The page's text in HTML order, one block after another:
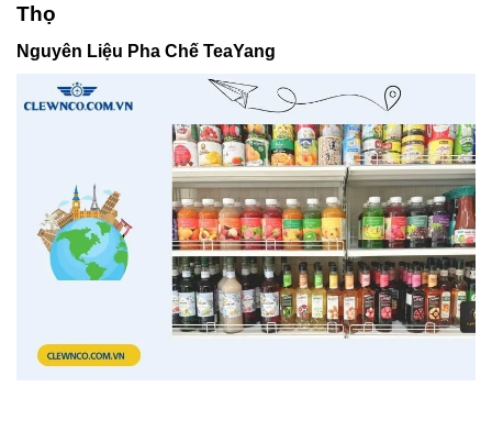
Thọ
Nguyên Liệu Pha Chế TeaYang